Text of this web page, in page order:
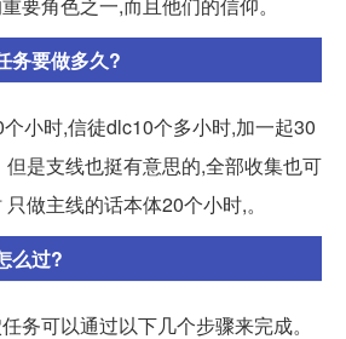
务要做多久?
小时,信徒dlc10个多小时,加一起30
是支线也挺有意思的,全部收集也可
做主线的话本体20个小时,。
么过?
务可以通过以下几个步骤来完成。